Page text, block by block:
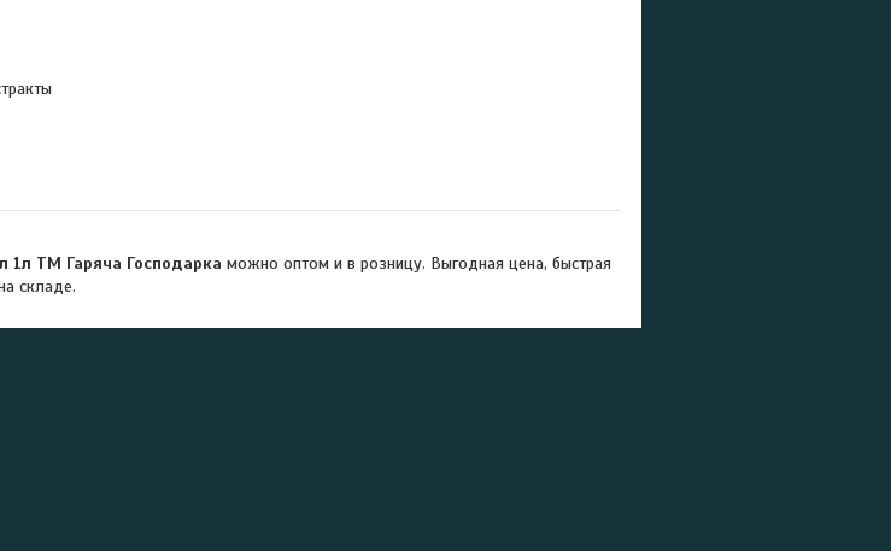
1л ТМ Гаряча Господарка можно оптом и в розницу. Выгодная цена, быстрая
складе.